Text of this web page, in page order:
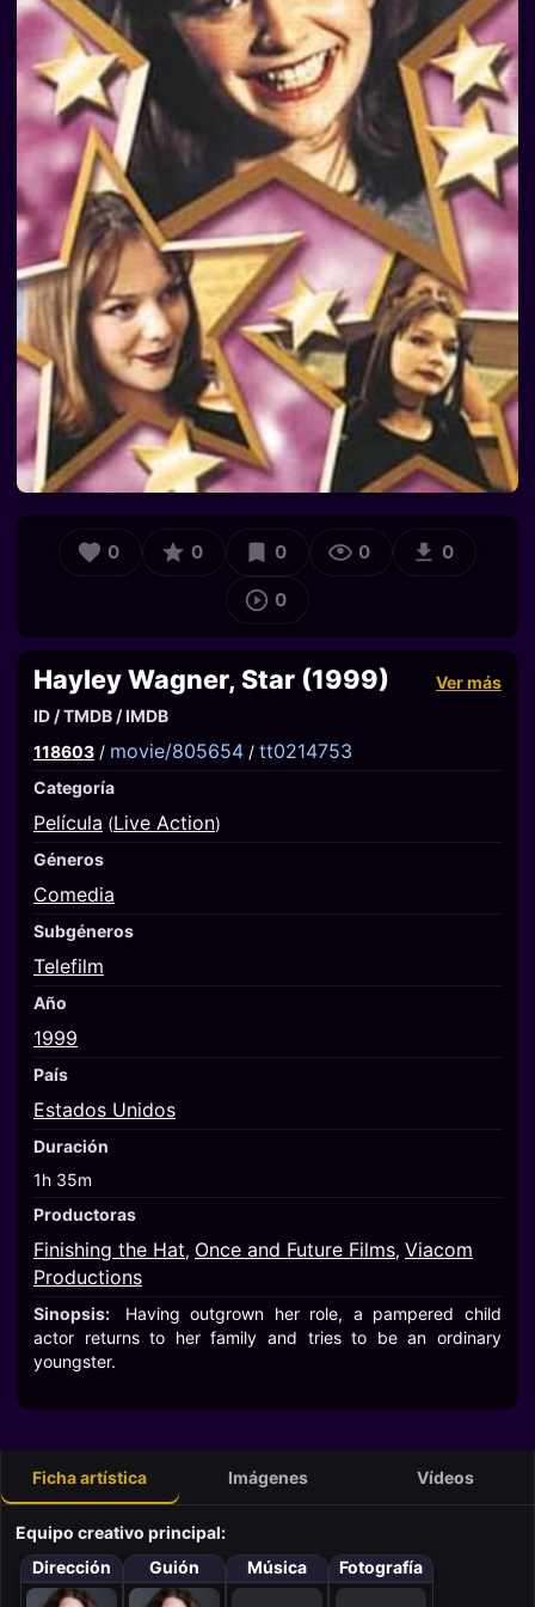
0 0 0 0 0
0
Hayley Wagner, Star (1999)
Ver más
ID / TMDB / IMDB
118603 / movie/805654 / tt0214753
Categoría
Película (Live Action)
Géneros
Comedia
Subgéneros
Telefilm
Año
1999
País
Estados Unidos
Duración
1h 35m
Productoras
Finishing the Hat, Once and Future Films, Viacom
Productions
Sinopsis:
Having outgrown her role, a pampered child
actor returns to her family and tries to be an ordinary
youngster.
Ficha artística Imágenes Vídeos
Equipo creativo principal:
Dirección
Guión Música Fotografía